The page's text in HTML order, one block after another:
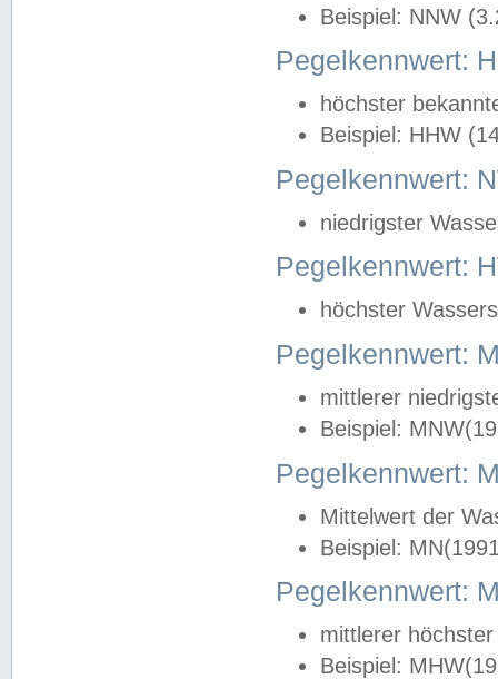
Beispiel: NNW
Pegelkennwert:
höchster
Beispiel: HHW
Pegelkennwert:
niedrigster
Pegelkennwert:
höchster
Pegelkennwert:
mittlerer
Beispiel:
Pegelkennwert:
Mittelwert der
Beispiel:
Pegelkennwert:
mittlerer
Beispiel: